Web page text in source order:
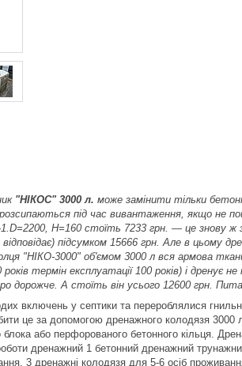
"НІКОС" 3000 л. може замінити тільки
під час вивантаження, якщо не
H=160 стоїть 7233 грн. — це знову ж
підсумком 15666 грн. Але в цьому
"НІКО-3000" об'ємом 3000 л вся армова
термін експлуатації 100 років) і дренує
дорожче. А стоїть він усього 12600 грн.
включень у септики та перероблялися
це за допомогою дренажного колодязя
блока або перфорованого бетонного кільця.
дренажний 1 бетонний дренажний
3 дренажні колодязя для 5-6 осіб